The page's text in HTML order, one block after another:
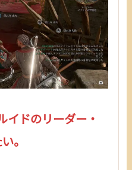
イドのリーダー・
。